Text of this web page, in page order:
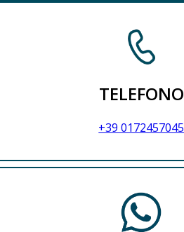
TELEFONO
+39 0172457045